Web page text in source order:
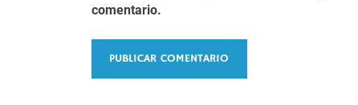
comentario.